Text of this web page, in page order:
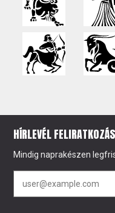
HÍRLEVÉL FELIRATKOZÁS
Mindig naprakészen